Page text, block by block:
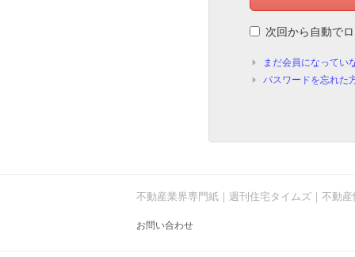
次回から自動で
まだ会員になってい
パスワードを忘れた
不動産業界専門紙｜週刊住宅タイムズ｜不動
お問い合わせ